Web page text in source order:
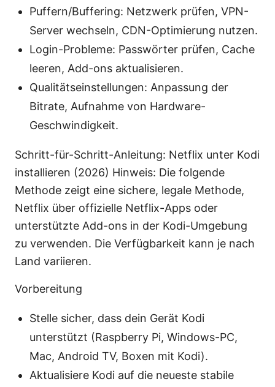
Puffern/Buffering: Netzwerk prüfen, VPN-
Server wechseln, CDN-Optimierung nutzen.
Login-Probleme: Passwörter prüfen, Cache
leeren, Add-ons aktualisieren.
Qualitätseinstellungen: Anpassung der
Bitrate, Aufnahme von Hardware-
Geschwindigkeit.
Schritt-für-Schritt-Anleitung: Netflix unter Kodi
installieren (2026) Hinweis: Die folgende
Methode zeigt eine sichere, legale Methode,
Netflix über offizielle Netflix-Apps oder
unterstützte Add-ons in der Kodi-Umgebung
zu verwenden. Die Verfügbarkeit kann je nach
Land variieren.
Vorbereitung
Stelle sicher, dass dein Gerät Kodi
unterstützt (Raspberry Pi, Windows-PC,
Mac, Android TV, Boxen mit Kodi).
Aktualisiere Kodi auf die neueste stabile